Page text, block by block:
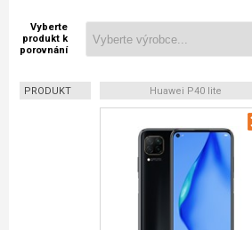
Vyberte
produkt k
porovnání
PRODUKT Huawei P40 lite